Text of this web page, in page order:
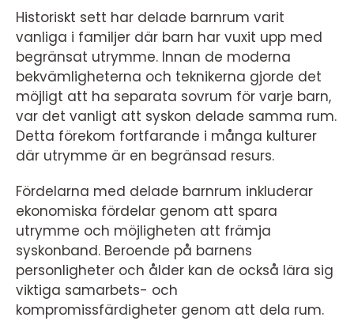
Historiskt sett har delade barnrum varit
vanliga i familjer där barn har vuxit upp med
begränsat utrymme. Innan de moderna
bekvämligheterna och teknikerna gjorde det
möjligt att ha separata sovrum för varje barn,
var det vanligt att syskon delade samma rum.
Detta förekom fortfarande i många kulturer
där utrymme är en begränsad resurs.
Fördelarna med delade barnrum inkluderar
ekonomiska fördelar genom att spara
utrymme och möjligheten att främja
syskonband. Beroende på barnens
personligheter och ålder kan de också lära sig
viktiga samarbets- och
kompromissfärdigheter genom att dela rum.